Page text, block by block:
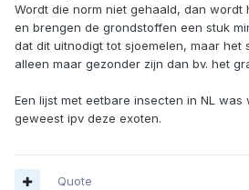
Wordt die norm niet gehaald, dan wordt
en brengen de grondstoffen een stuk
dat dit uitnodigt tot sjoemelen, maar het
alleen maar gezonder zijn dan bv. het
Een lijst met eetbare insecten in NL
geweest ipv deze exoten.
Quote